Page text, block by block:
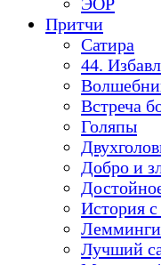
Притчи
Сатира
44.
Встреча
Голяпы
Добро и
История
Лемминги
Лучший